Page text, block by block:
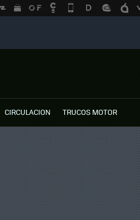
CIRCULACION TRUCOS MOTOR